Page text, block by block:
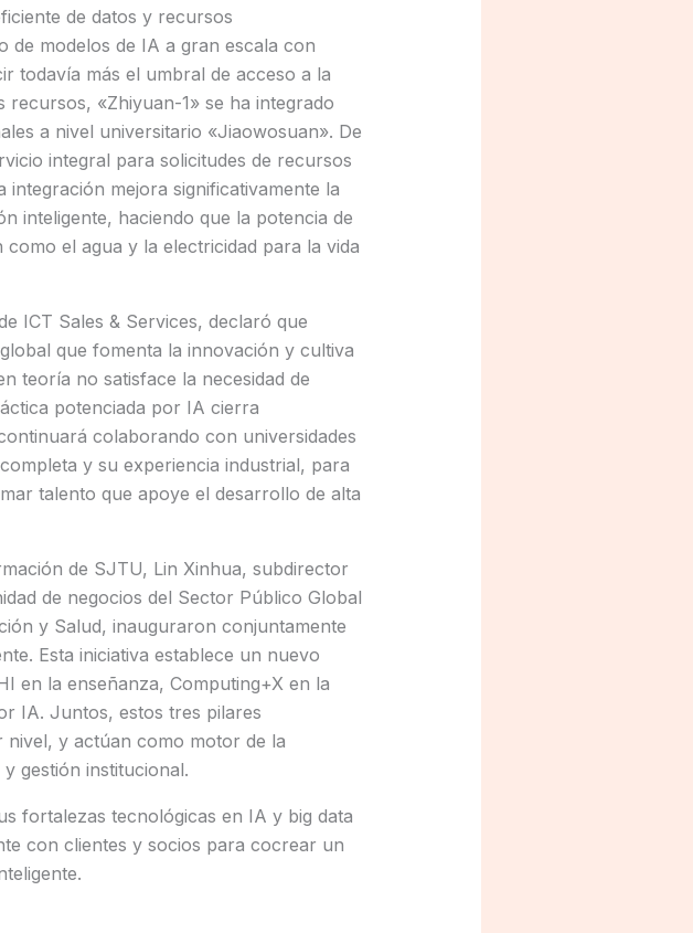
de datos y recursos
de modelos de IA a gran escala con
todavía más el umbral de acceso a la
«Zhiyuan-1» se ha integrado
a nivel universitario «Jiaowosuan». De
integral para solicitudes de recursos
mejora significativamente la
inteligente, haciendo que la potencia de
el agua y la electricidad para la vida
ICT Sales & Services, declaró que
que fomenta la innovación y cultiva
teoría no satisface la necesidad de
potenciada por IA cierra
colaborando con universidades
y su experiencia industrial, para
talento que apoye el desarrollo de alta
de SJTU, Lin Xinhua, subdirector
de negocios del Sector Público Global
y Salud, inauguraron conjuntamente
Esta iniciativa establece un nuevo
en la enseñanza, Computing+X en la
IA. Juntos, estos tres pilares
nivel, y actúan como motor de la
gestión institucional.
fortalezas tecnológicas en IA y big data
con clientes y socios para cocrear un